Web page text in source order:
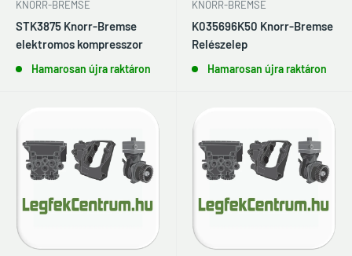
KNORR-BREMSE
STK3875 Knorr-Bremse
elektromos kompresszor
Hamarosan újra raktáron
KNORR-BREMSE
K035696K50 Knorr-Bremse
Relészelep
Hamarosan újra raktáron